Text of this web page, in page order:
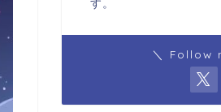
す。
＼ Follow